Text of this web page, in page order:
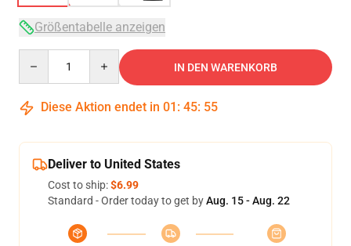
Größentabelle anzeigen
IN DEN WARENKORB
Diese Aktion endet in 01 : 45: 54
Deliver to United States
Cost to ship:$6.99
Standard - Order today to get byAug. 15 - Aug. 22